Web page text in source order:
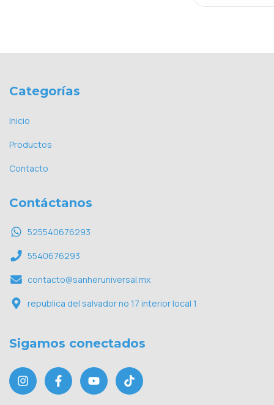
Categorías
Inicio
Productos
Contacto
Contáctanos
525540676293
5540676293
contacto@sanheruniversal.mx
republica del salvador no 17 interior local 1
Sigamos conectados